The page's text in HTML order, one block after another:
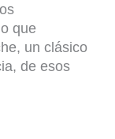
que
un clásico
de esos